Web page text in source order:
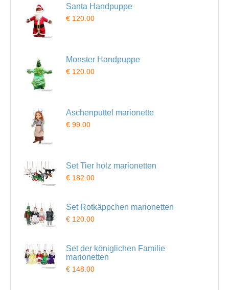
Santa Handpuppe
€ 120.00
Monster Handpuppe
€ 120.00
Aschenputtel marionette
€ 99.00
Set Tier holz marionetten
€ 182.00
Set Rotkäppchen marionetten
€ 120.00
Set der königlichen Familie
marionetten
€ 148.00